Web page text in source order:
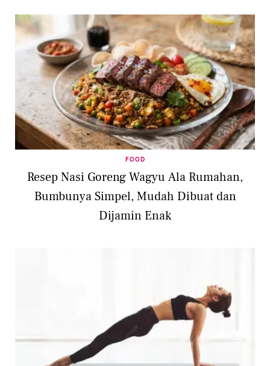
FOOD
Resep Nasi Goreng Wagyu Ala Rumahan,
Bumbunya Simpel, Mudah Dibuat dan
Dijamin Enak